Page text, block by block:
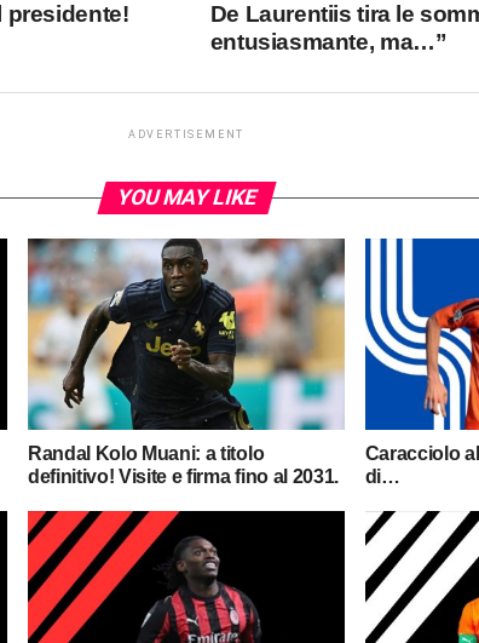
De Laurentiis tira le
entusiasmante, ma…”
presidente!
ADVERTISEMENT
YOU MAY LIKE
Randal Kolo Muani: a titolo
definitivo! Visite e firma fino al 2031.
Caracciolo
di…